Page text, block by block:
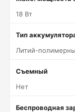
18 Вт
Тип
Литий-
Съемный
Нет
Беспроводная